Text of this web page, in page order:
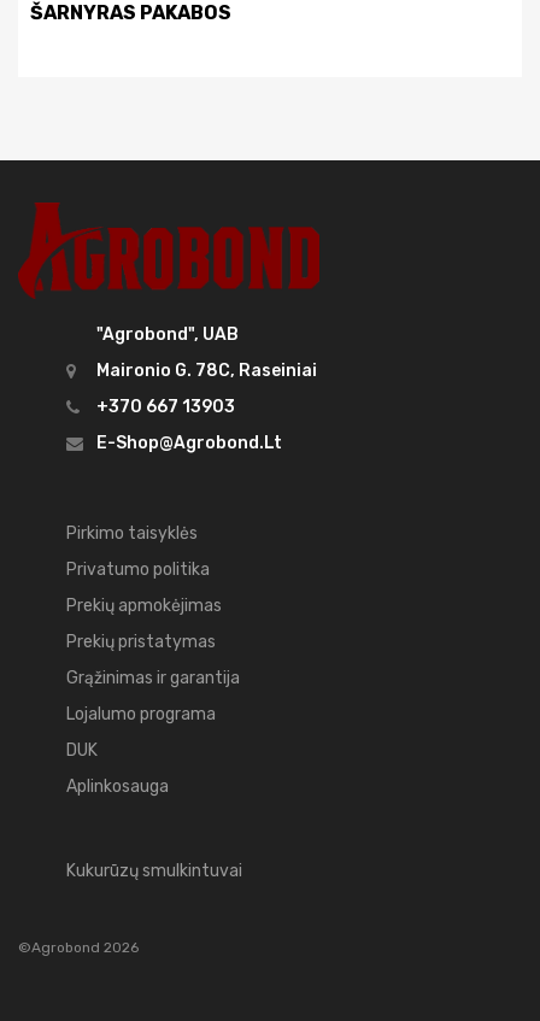
ŠARNYRAS PAKABOS
"Agrobond", UAB
Maironio G. 78C, Raseiniai
+370 667 13903
E-Shop@agrobond.lt
Pirkimo taisyklės
Privatumo politika
Prekių apmokėjimas
Prekių pristatymas
Grąžinimas ir garantija
Lojalumo programa
DUK
Aplinkosauga
Kukurūzų smulkintuvai
©Agrobond 2026